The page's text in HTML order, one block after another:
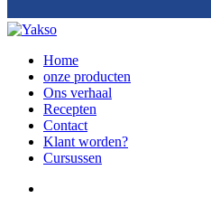
Home
onze producten
Ons verhaal
Recepten
Contact
Klant worden?
Cursussen